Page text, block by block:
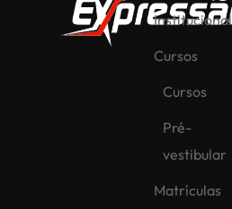
Institucional
Cursos
Cursos
Pré-
vestibular
Matrículas